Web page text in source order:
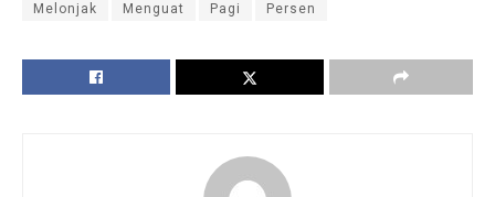
Melonjak Menguat Pagi Persen